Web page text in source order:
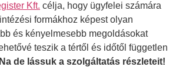
Kft. célja, hogy ügyfelei számára
formákhoz képest olyan
és kényelmesebb megoldásokat
teszik a tértől és időtől független
Na de lássuk a szolgáltatás részleteit!